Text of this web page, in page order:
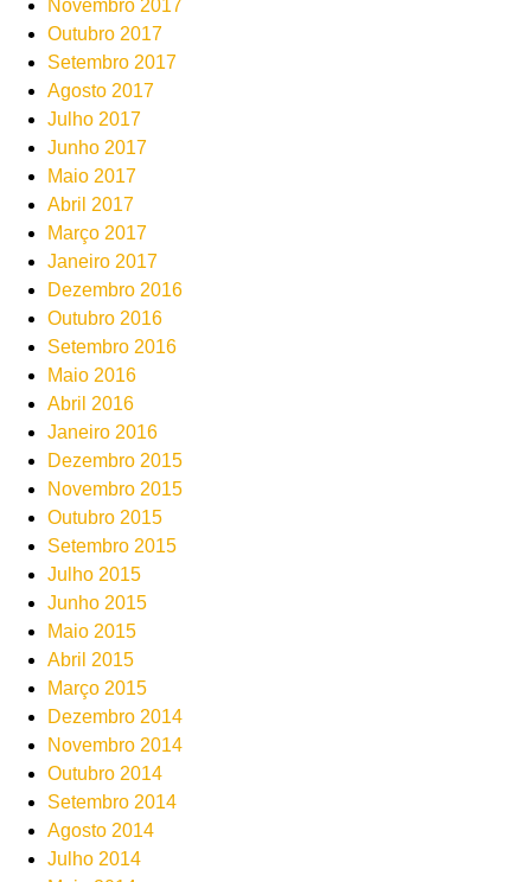
Novembro 2017
Outubro 2017
Setembro 2017
Agosto 2017
Julho 2017
Junho 2017
Maio 2017
Abril 2017
Março 2017
Janeiro 2017
Dezembro 2016
Outubro 2016
Setembro 2016
Maio 2016
Abril 2016
Janeiro 2016
Dezembro 2015
Novembro 2015
Outubro 2015
Setembro 2015
Julho 2015
Junho 2015
Maio 2015
Abril 2015
Março 2015
Dezembro 2014
Novembro 2014
Outubro 2014
Setembro 2014
Agosto 2014
Julho 2014